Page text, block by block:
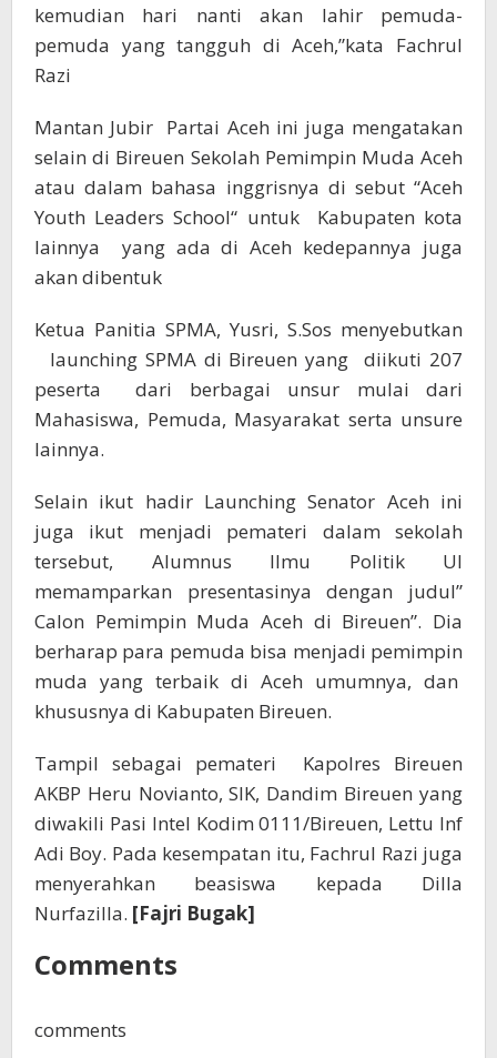
kemudian hari nanti akan lahir pemuda-
pemuda yang tangguh di Aceh,”kata Fachrul
Razi
Mantan Jubir Partai Aceh ini juga mengatakan
selain di Bireuen Sekolah Pemimpin Muda Aceh
atau dalam bahasa inggrisnya di sebut “Aceh
Youth Leaders School“ untuk Kabupaten kota
lainnya yang ada di Aceh kedepannya juga
akan dibentuk
Ketua Panitia SPMA, Yusri, S.Sos menyebutkan
launching SPMA di Bireuen yang diikuti 207
peserta dari berbagai unsur mulai dari
Mahasiswa, Pemuda, Masyarakat serta unsure
lainnya.
Selain ikut hadir Launching Senator Aceh ini
juga ikut menjadi pemateri dalam sekolah
tersebut, Alumnus Ilmu Politik UI
memamparkan presentasinya dengan judul”
Calon Pemimpin Muda Aceh di Bireuen”. Dia
berharap para pemuda bisa menjadi pemimpin
muda yang terbaik di Aceh umumnya, dan
khususnya di Kabupaten Bireuen.
Tampil sebagai pemateri Kapolres Bireuen
AKBP Heru Novianto, SIK, Dandim Bireuen yang
diwakili Pasi Intel Kodim 0111/Bireuen, Lettu Inf
Adi Boy. Pada kesempatan itu, Fachrul Razi juga
menyerahkan beasiswa kepada Dilla
Nurfazilla. [Fajri Bugak]
Comments
comments